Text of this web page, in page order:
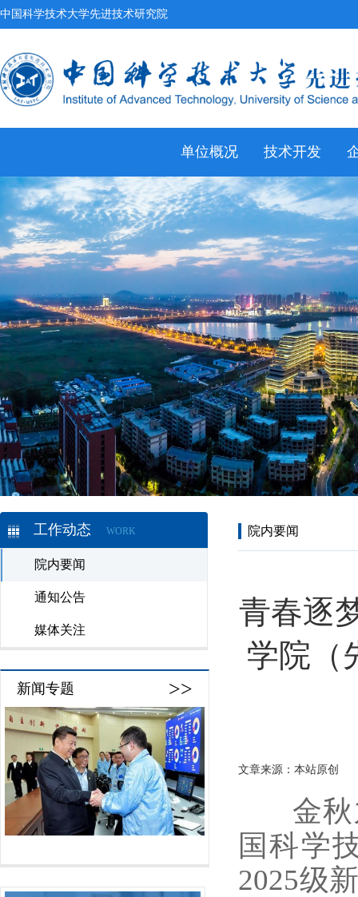
中国科学技术大学先进技术研究院
单位概况 技术开发
工作动态 WORK
院内要闻
通知公告
媒体关注
新闻专题 >>
院内要闻
青春逐
学院（
文章来源：本站原创
金秋九
国科学
2025级